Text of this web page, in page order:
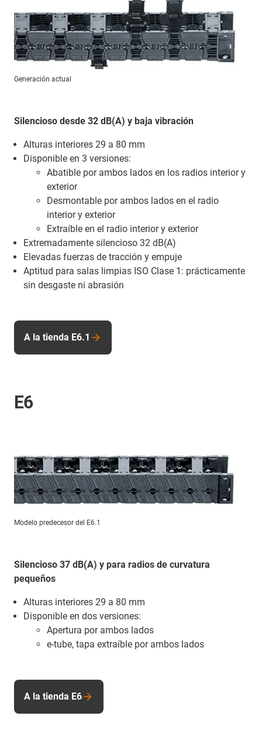
Generación actual
Silencioso desde 32 dB(A) y baja vibración
Alturas interiores 29 a 80 mm
Disponible en 3 versiones:
Abatible por ambos lados en los radios interior y
exterior
Desmontable por ambos lados en el radio
interior y exterior
Extraíble en el radio interior y exterior
Extremadamente silencioso 32 dB(A)
Elevadas fuerzas de tracción y empuje
Aptitud para salas limpias ISO Clase 1: prácticamente
sin desgaste ni abrasión
A la tienda E6.1
E6
Modelo predecesor del E6.1
Silencioso 37 dB(A) y para radios de curvatura
pequeños
Alturas interiores 29 a 80 mm
Disponible en dos versiones:
Apertura por ambos lados
e-tube, tapa extraíble por ambos lados
A la tienda E6